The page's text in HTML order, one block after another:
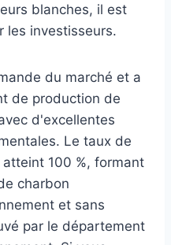
blanches, il est
les investisseurs.
du marché et a
de production de
d'excellentes
Le taux de
100 %, formant
charbon
et sans
par le département